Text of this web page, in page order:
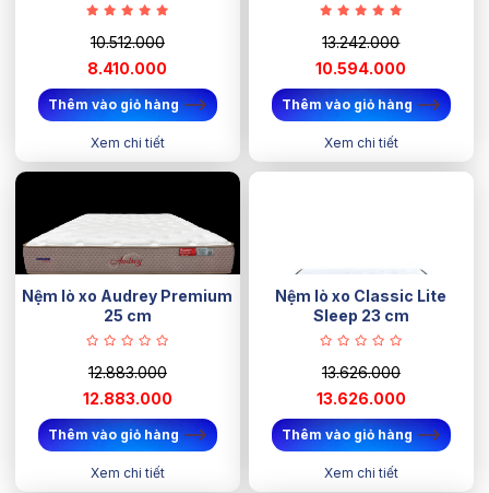
10.512.000
8.410.000
Thêm vào giỏ hàng
Xem chi tiết
13.242.000
10.594.000
Thêm vào giỏ hàng
Xem chi tiết
Nệm lò xo Audrey Premium
25 cm
12.883.000
12.883.000
Thêm vào giỏ hàng
Xem chi tiết
Nệm lò xo Classic Lite
Sleep 23 cm
13.626.000
13.626.000
Thêm vào giỏ hàng
Xem chi tiết